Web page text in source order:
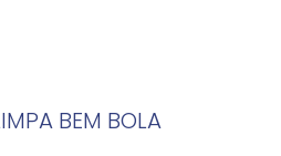
LIMPA BEM BOLA